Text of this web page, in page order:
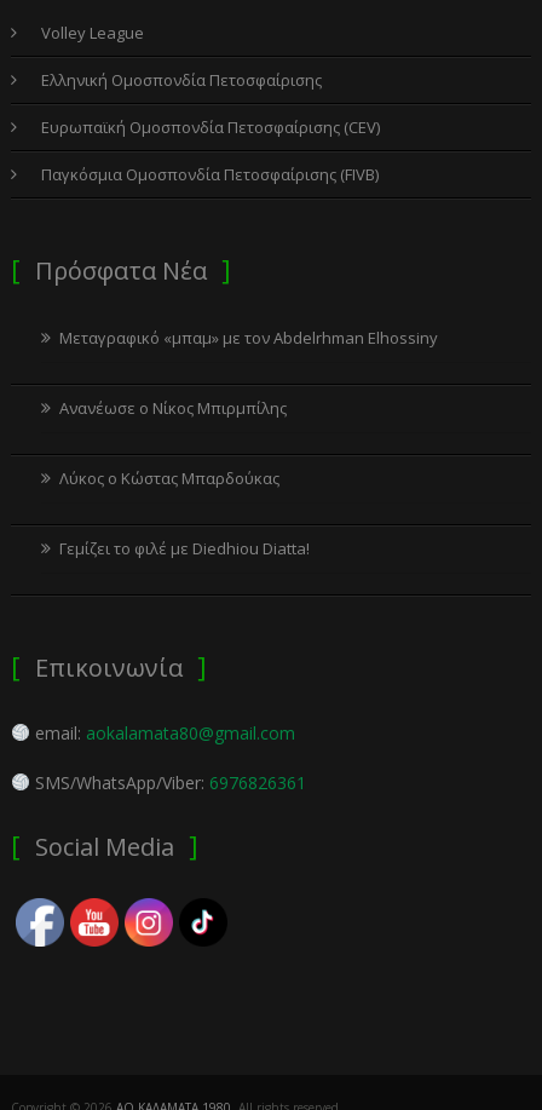
Volley League
Ελληνική Ομοσπονδία Πετοσφαίρισης
Ευρωπαϊκή Ομοσπονδία Πετοσφαίρισης (CEV)
Παγκόσμια Ομοσπονδία Πετοσφαίρισης (FIVB)
Πρόσφατα Νέα
Μεταγραφικό «μπαμ» με τον Abdelrhman Elhossiny
Ανανέωσε ο Νίκος Μπιρμπίλης
Λύκος ο Κώστας Μπαρδούκας
Γεμίζει το φιλέ με Diedhiou Diatta!
Επικοινωνία
email: aokalamata80@gmail.com
SMS/WhatsApp/Viber: 6976826361
Social Media